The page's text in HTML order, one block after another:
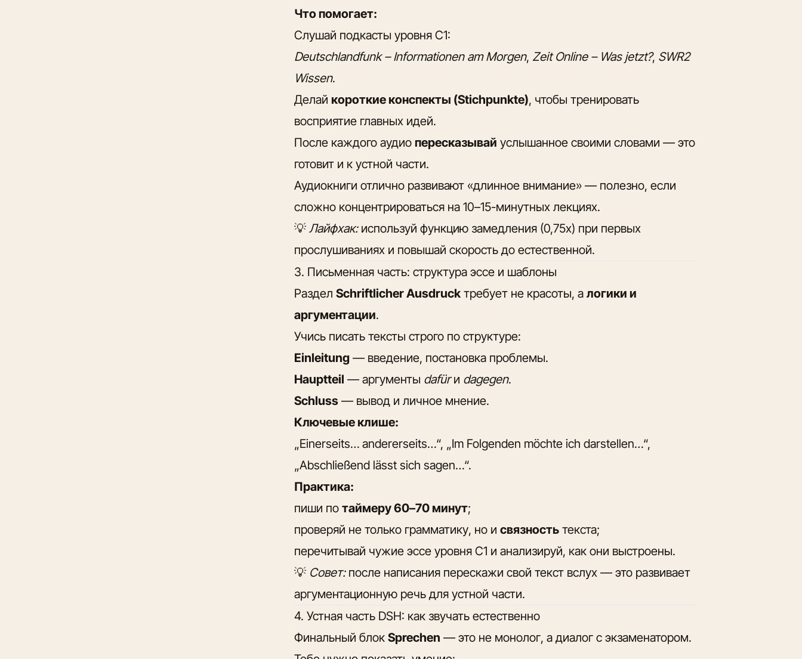
Что помогает:
Слушай подкасты уровня C1:
Deutschlandfunk – Informationen am Morgen, Zeit Online – Was jetzt?, SWR2
Wissen.
Делайкороткие конспекты (Stichpunkte), чтобы тренировать
восприятие главных идей.
После каждого аудиопересказывай услышанное своими словами — это
готовит и к устной части.
Аудиокниги отлично развивают «длинное внимание» — полезно, если
сложно концентрироваться на 10–15-минутных лекциях.
💡Лайфхак:используй функцию замедления (0,75x) при первых
прослушиваниях и повышай скорость до естественной.
3. Письменная часть: структура эссе и шаблоны
РазделSchriftlicher Ausdruck требует не красоты, алогики и
аргументации.
Учись писать тексты строго по структуре:
Einleitung — введение, постановка проблемы.
Hauptteil — аргументы dafürи dagegen.
Schluss — вывод и личное мнение.
Ключевые клише:
„Einerseits… andererseits…“, „Im Folgenden möchte ich darstellen…“,
„Abschließend lässt sich sagen…“.
Практика:
пиши потаймеру 60–70 минут;
проверяй не только грамматику, но исвязность текста;
перечитывай чужие эссе уровня C1 и анализируй, как они выстроены.
💡 Совет:после написания перескажи свой текст вслух — это развивает
аргументационную речь для устной части.
4. Устная часть DSH: как звучать естественно
Финальный блокSprechen — это не монолог, а диалог с экзаменатором.